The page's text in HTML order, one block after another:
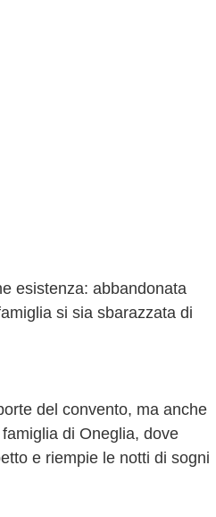
esistenza: abbandonata
si sia sbarazzata di
del convento, ma anche
di Oneglia, dove
e riempie le notti di sogni